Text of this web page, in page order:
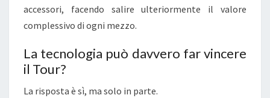
accessori, facendo salire ulteriormente il valore
complessivo di ogni mezzo.
La tecnologia può davvero far vincere
il Tour?
La risposta è sì, ma solo in parte.